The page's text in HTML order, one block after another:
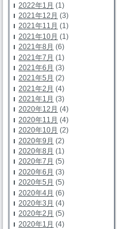
2022年1月 (1)
2021年12月 (3)
2021年11月 (1)
2021年10月 (1)
2021年8月 (6)
2021年7月 (1)
2021年6月 (3)
2021年5月 (2)
2021年2月 (4)
2021年1月 (3)
2020年12月 (4)
2020年11月 (4)
2020年10月 (2)
2020年9月 (2)
2020年8月 (1)
2020年7月 (5)
2020年6月 (3)
2020年5月 (5)
2020年4月 (6)
2020年3月 (4)
2020年2月 (5)
2020年1月 (4)